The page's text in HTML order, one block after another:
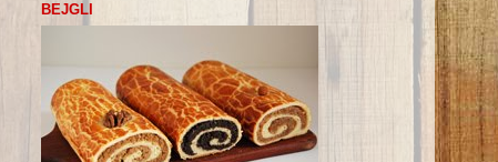
BEJGLI